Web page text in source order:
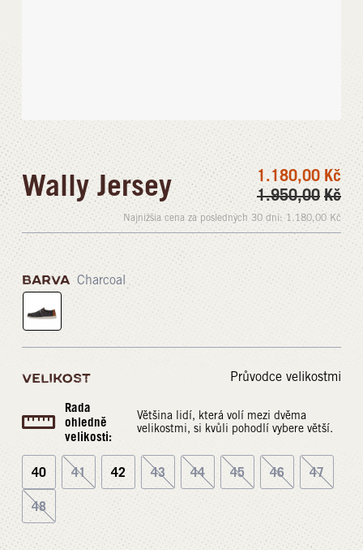
Wally Jersey 1.180,00 Kč
1.950,00 Kč
Najnižšia cena za posledných 30 dní: 1.180,00 Kč
BARVA Charcoal
VELIKOST Průvodce velikostmi
Rada
ohledně
velikosti:
Většina lidí, která volí mezi dvěma
velikostmi, si kvůli pohodlí vybere větší.
40 41 42 43 44 45 46 47
48